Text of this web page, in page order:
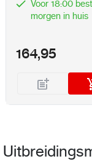
Voor 18:00
morgen in huis
164,95